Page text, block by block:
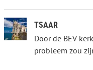
TSAAR
Door de BEV
probleem zou